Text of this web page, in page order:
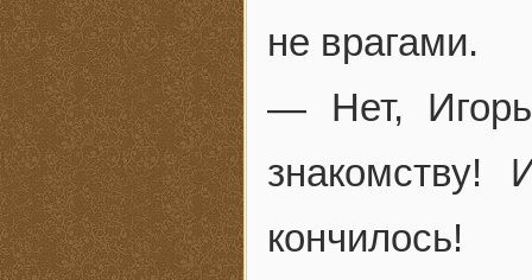
не врагами.
— Нет,
знакомству!
кончилось!